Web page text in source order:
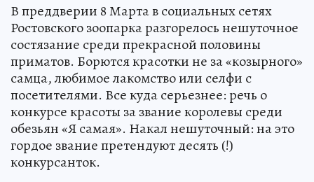
В преддверии 8 Марта в социальных сетях
Ростовского зоопарка разгорелось нешуточное
состязание среди прекрасной половины
приматов. Борются красотки не за «козырного»
самца, любимое лакомство или селфи с
посетителями. Все куда серьезнее: речь о
конкурсе красоты за звание королевы среди
обезьян «Я самая». Накал нешуточный: на это
гордое звание претендуют десять (!)
конкурсанток.